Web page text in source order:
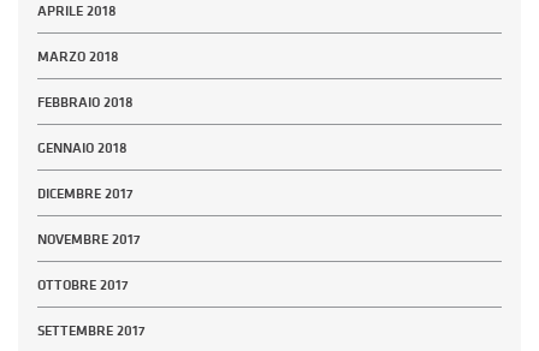
APRILE 2018
MARZO 2018
FEBBRAIO 2018
GENNAIO 2018
DICEMBRE 2017
NOVEMBRE 2017
OTTOBRE 2017
SETTEMBRE 2017